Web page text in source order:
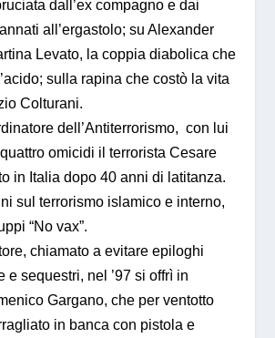
dall’ex compagno e dai
all’ergastolo; su Alexander
Levato, la coppia diabolica che
sulla rapina che costò la vita
Colturani.
dell’Antiterrorismo, con lui
omicidi il terrorista Cesare
in Italia dopo 40 anni di latitanza.
sul terrorismo islamico e interno,
“No vax”.
chiamato a evitare epiloghi
e sequestri, nel ’97 si offrì in
Gargano, che per ventotto
in banca con pistola e